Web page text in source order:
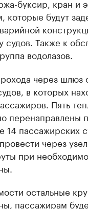
буксир, кран и
которые будут
судов. Также к
водолазов.
через шлюз
в которых
Пять
перенаправлены
пассажирских
через
при
остальные
пассажирам